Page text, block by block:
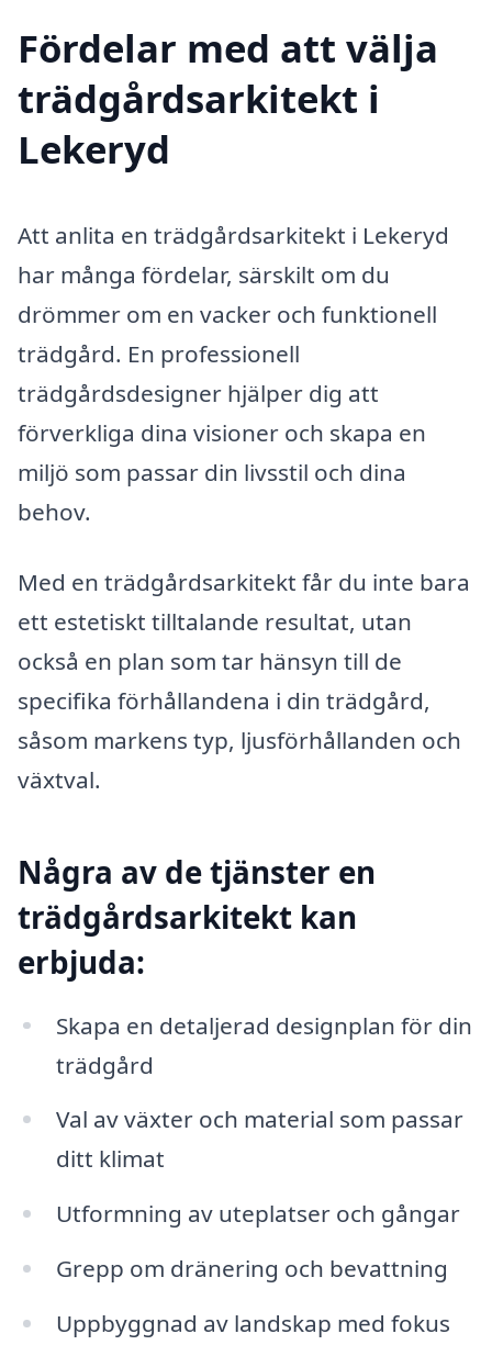
Fördelar med att välja
trädgårdsarkitekt i
Lekeryd
Att anlita en trädgårdsarkitekt i Lekeryd
har många fördelar, särskilt om du
drömmer om en vacker och funktionell
trädgård. En professionell
trädgårdsdesigner hjälper dig att
förverkliga dina visioner och skapa en
miljö som passar din livsstil och dina
behov.
Med en trädgårdsarkitekt får du inte bara
ett estetiskt tilltalande resultat, utan
också en plan som tar hänsyn till de
specifika förhållandena i din trädgård,
såsom markens typ, ljusförhållanden och
växtval.
Några av de tjänster en
trädgårdsarkitekt kan
erbjuda:
Skapa en detaljerad designplan för din
trädgård
Val av växter och material som passar
ditt klimat
Utformning av uteplatser och gångar
Grepp om dränering och bevattning
Uppbyggnad av landskap med fokus